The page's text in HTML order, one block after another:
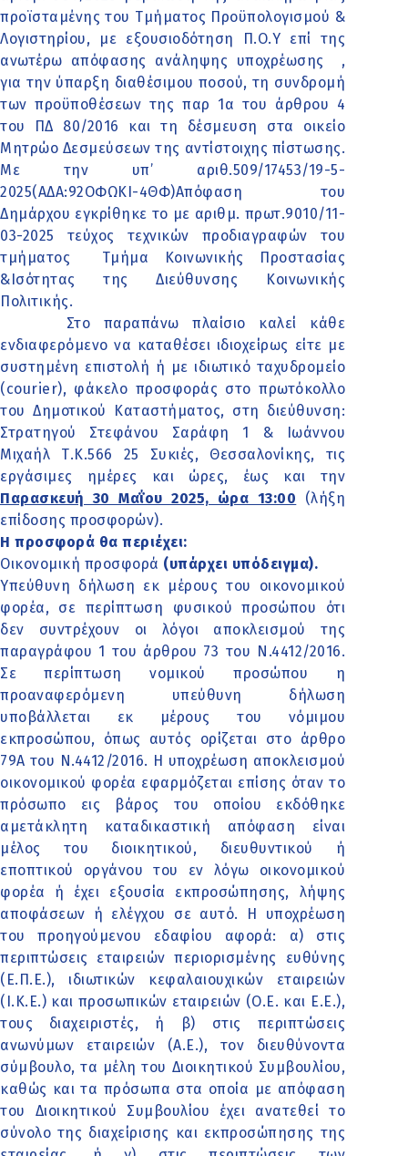
προϊσταμένης του Τμήματος Προϋπολογισμού &
Λογιστηρίου, με εξουσιοδότηση Π.Ο.Υ επί της
ανωτέρω απόφασης ανάληψης υποχρέωσης
,
για την ύπαρξη διαθέσιμου ποσού, τη συνδρομή
των προϋποθέσεων της παρ 1α του άρθρου 4
του ΠΔ 80/2016 και τη δέσμευση στα οικείο
Μητρώο Δεσμεύσεων της αντίστοιχης πίστωσης.
Με την υπ’ αριθ.509/17453/19-5-
2025(ΑΔΑ:92ΟΦΩΚΙ-4ΘΦ)Απόφαση του
Δημάρχου εγκρίθηκε το με αριθμ. πρωτ.9010/11-
03-2025 τεύχος τεχνικών προδιαγραφών του
τμήματος
Τμήμα Κοινωνικής Προστασίας
&Ισότητας της Διεύθυνσης Κοινωνικής
Πολιτικής.
Στο παραπάνω πλαίσιο καλεί κάθε
ενδιαφερόμενο να καταθέσει ιδιοχείρως είτε με
συστημένη επιστολή ή με ιδιωτικό ταχυδρομείο
(courier), φάκελο προσφοράς στο πρωτόκολλο
του Δημοτικού Καταστήματος, στη διεύθυνση:
Στρατηγού Στεφάνου Σαράφη 1 & Ιωάννου
Μιχαήλ Τ.Κ.566 25 Συκιές, Θεσσαλονίκης, τις
εργάσιμες ημέρες και ώρες, έως και την
Παρασκευή 30 Μαΐου 2025, ώρα 13:00 (λήξη
επίδοσης προσφορών).
Η προσφορά θα περιέχει:
Οικονομική προσφορά (υπάρχει υπόδειγμα).
Υπεύθυνη δήλωση εκ μέρους του οικονομικού
φορέα, σε περίπτωση φυσικού προσώπου ότι
δεν συντρέχουν οι λόγοι αποκλεισμού της
παραγράφου 1 του άρθρου 73 του Ν.4412/2016.
Σε περίπτωση νομικού προσώπου η
προαναφερόμενη υπεύθυνη δήλωση
υποβάλλεται εκ μέρους του νόμιμου
εκπροσώπου, όπως αυτός ορίζεται στο άρθρο
79Α του Ν.4412/2016. Η υποχρέωση αποκλεισμού
οικονομικού φορέα εφαρμόζεται επίσης όταν το
πρόσωπο εις βάρος του οποίου εκδόθηκε
αμετάκλητη καταδικαστική απόφαση είναι
μέλος του διοικητικού, διευθυντικού ή
εποπτικού οργάνου του εν λόγω οικονομικού
φορέα ή έχει εξουσία εκπροσώπησης, λήψης
αποφάσεων ή ελέγχου σε αυτό. Η υποχρέωση
του προηγούμενου εδαφίου αφορά: α) στις
περιπτώσεις εταιρειών περιορισμένης ευθύνης
(Ε.Π.Ε.), ιδιωτικών κεφαλαιουχικών εταιρειών
(Ι.Κ.Ε.) και προσωπικών εταιρειών (Ο.Ε. και Ε.Ε.),
τους διαχειριστές, ή β) στις περιπτώσεις
ανωνύμων εταιρειών (Α.Ε.), τον διευθύνοντα
σύμβουλο, τα μέλη του Διοικητικού Συμβουλίου,
καθώς και τα πρόσωπα στα οποία με απόφαση
του Διοικητικού Συμβουλίου έχει ανατεθεί το
σύνολο της διαχείρισης και εκπροσώπησης της